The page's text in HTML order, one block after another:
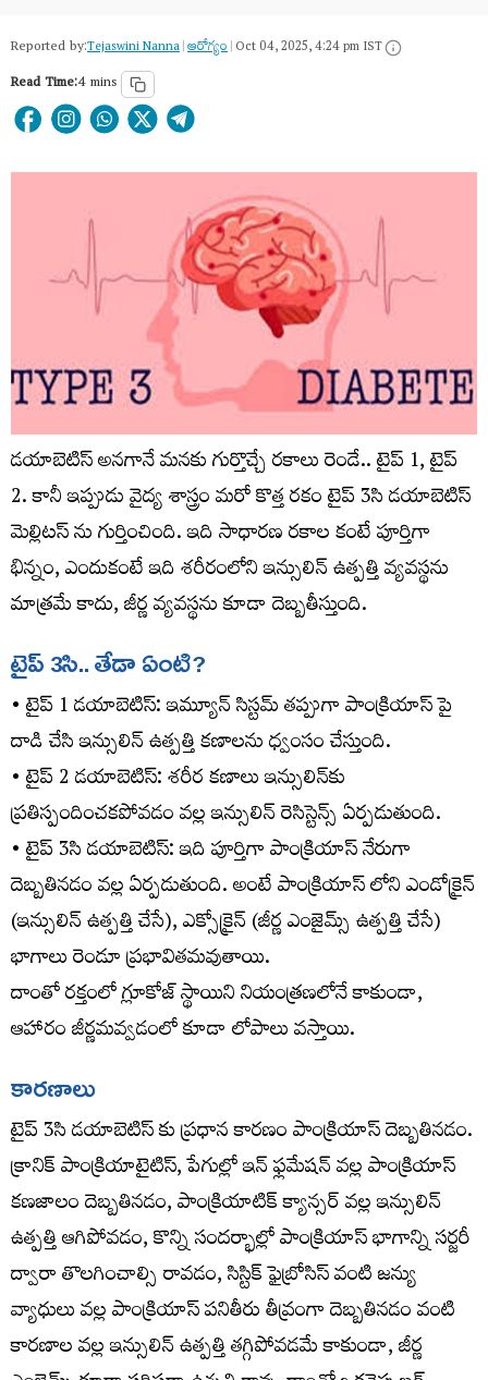
Reported by:Tejaswini Nanna|ఆరోగ్యం|Oct 04, 2025, 4:24 pm IST
Read Time:4 mins
డయాబెటిస్ అనగానే మనకు గుర్తొచ్చే రకాలు రెండే.. టైప్ 1, టైప్
2. కానీ ఇప్పుడు వైద్య శాస్త్రం మరో కొత్త రకం టైప్ 3సి డయాబెటిస్
మెల్లిటస్ ను గుర్తించింది. ఇది సాధారణ రకాల కంటే పూర్తిగా
భిన్నం, ఎందుకంటే ఇది శరీరంలోని ఇన్సులిన్ ఉత్పత్తి వ్యవస్థను
మాత్రమే కాదు, జీర్ణ వ్యవస్థను కూడా దెబ్బతీస్తుంది.
టైప్ 3సి.. తేడా ఏంటి?
• టైప్ 1 డయాబెటిస్: ఇమ్యూన్ సిస్టమ్ తప్పుగా పాంక్రియాస్‌ పై
దాడి చేసి ఇన్సులిన్ ఉత్పత్తి కణాలను ధ్వంసం చేస్తుంది.
• టైప్ 2 డయాబెటిస్: శరీర కణాలు ఇన్సులిన్‌కు
ప్రతిస్పందించకపోవడం వల్ల ఇన్సులిన్ రెసిస్టెన్స్ ఏర్పడుతుంది.
• టైప్ 3సి డయాబెటిస్: ఇది పూర్తిగా పాంక్రియాస్ నేరుగా
దెబ్బతినడం వల్ల ఏర్పడుతుంది. అంటే పాంక్రియాస్‌ లోని ఎండోక్రైన్
(ఇన్సులిన్ ఉత్పత్తి చేసే), ఎక్సోక్రైన్ (జీర్ణ ఎంజైమ్స్ ఉత్పత్తి చేసే)
భాగాలు రెండూ ప్రభావితమవుతాయి.
దాంతో రక్తంలో గ్లూకోజ్ స్థాయిని నియంత్రణలోనే కాకుండా,
ఆహారం జీర్ణమవ్వడంలో కూడా లోపాలు వస్తాయి.
కారణాలు
టైప్ 3సి డయాబెటిస్‌ కు ప్రధాన కారణం పాంక్రియాస్ దెబ్బతినడం.
క్రానిక్ పాంక్రియాటైటిస్, పేగుల్లో ఇన్ ఫ్లమేషన్ వల్ల పాంక్రియాస్
కణజాలం దెబ్బతినడం, పాంక్రియాటిక్ క్యాన్సర్ వల్ల ఇన్సులిన్
ఉత్పత్తి ఆగిపోవడం, కొన్ని సందర్భాల్లో పాంక్రియాస్‌ భాగాన్ని సర్జరీ
ద్వారా తొలగించాల్సి రావడం, సిస్టిక్ ఫైబ్రోసిస్ వంటి జన్యు
వ్యాధులు వల్ల పాంక్రియాస్ పనితీరు తీవ్రంగా దెబ్బతినడం వంటి
కారణాల వల్ల ఇన్సులిన్ ఉత్పత్తి తగ్గిపోవడమే కాకుండా, జీర్ణ